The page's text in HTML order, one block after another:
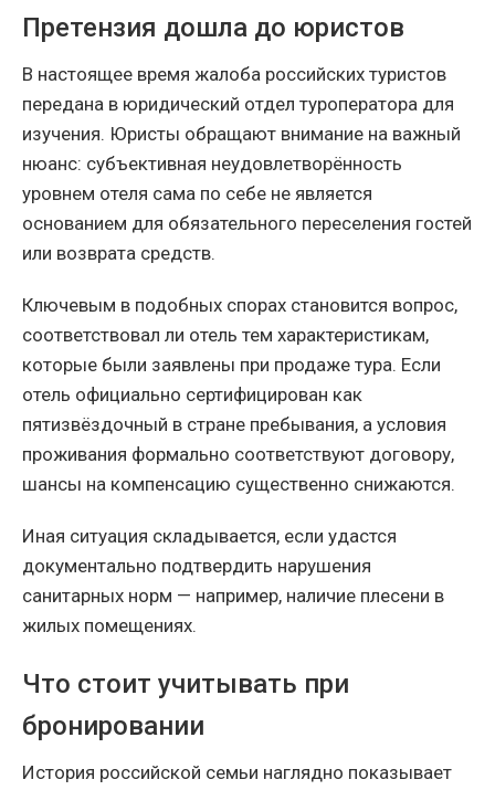
Претензия дошла до юристов
В настоящее время жалоба российских туристов
передана в юридический отдел туроператора для
изучения. Юристы обращают внимание на важный
нюанс: субъективная неудовлетворённость
уровнем отеля сама по себе не является
основанием для обязательного переселения гостей
или возврата средств.
Ключевым в подобных спорах становится вопрос,
соответствовал ли отель тем характеристикам,
которые были заявлены при продаже тура. Если
отель официально сертифицирован как
пятизвёздочный в стране пребывания, а условия
проживания формально соответствуют договору,
шансы на компенсацию существенно снижаются.
Иная ситуация складывается, если удастся
документально подтвердить нарушения
санитарных норм — например, наличие плесени в
жилых помещениях.
Что стоит учитывать при
бронировании
История российской семьи наглядно показывает